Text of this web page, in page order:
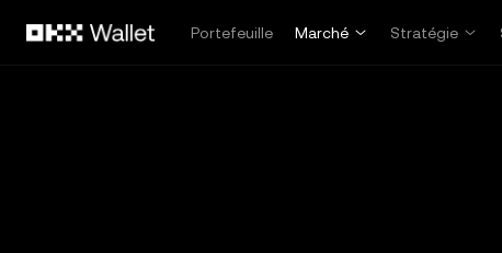
Portefeuille
Marché Stratégie